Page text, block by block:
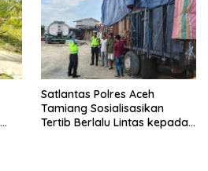
Satlantas Polres Aceh
Tamiang Sosialisasikan
Tertib Berlalu Lintas kepada